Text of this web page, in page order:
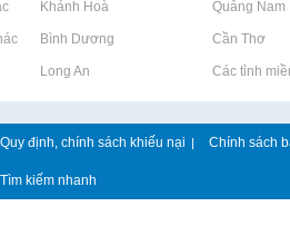
tại Khánh Hoà Rao vặt tại Quảng Nam
tại Bình Dương Rao vặt tại Cần Thơ
vặt tại Long An Rao vặt tại Các tỉnh
Quy định, chính sách khiếu nại | Chính sách
Tìm kiếm nhanh